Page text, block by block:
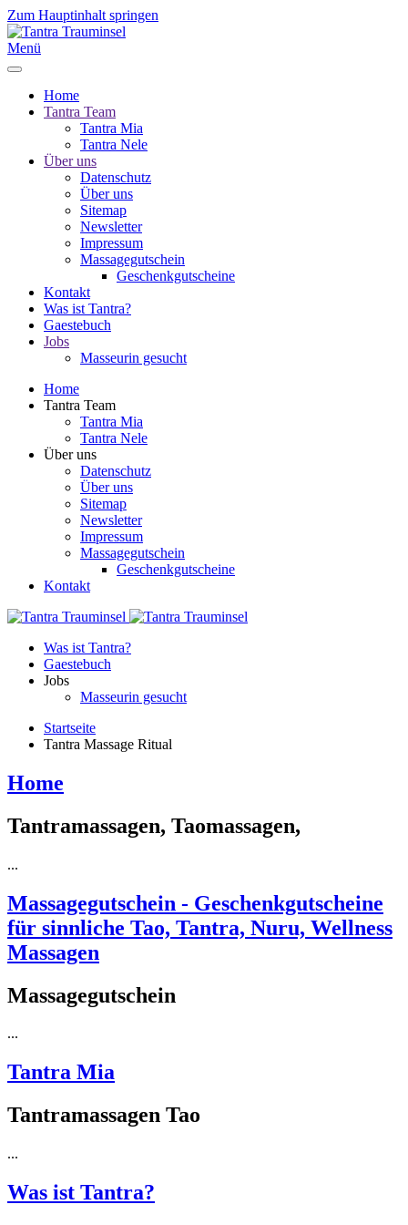
Zum Hauptinhalt springen
Menü
Home
Tantra Team
Tantra Mia
Tantra Nele
Über uns
Datenschutz
Über uns
Sitemap
Newsletter
Impressum
Massagegutschein
Geschenkgutscheine
Kontakt
Was ist Tantra?
Gaestebuch
Jobs
Masseurin gesucht
Home
Tantra Team
Tantra Mia
Tantra Nele
Über uns
Datenschutz
Über uns
Sitemap
Newsletter
Impressum
Massagegutschein
Geschenkgutscheine
Kontakt
Was ist Tantra?
Gaestebuch
Jobs
Masseurin gesucht
Startseite
Tantra Massage Ritual
Home
Tantramassagen, Taomassagen,
...
Massagegutschein - Geschenkgutscheine
für sinnliche Tao, Tantra, Nuru, Wellness
Massagen
Massagegutschein
...
Tantra Mia
Tantramassagen Tao
...
Was ist Tantra?